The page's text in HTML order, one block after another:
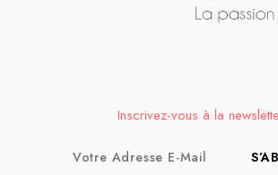
Inscrivez-vous à la